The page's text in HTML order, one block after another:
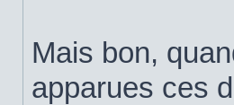
Mais bon,
apparues ces